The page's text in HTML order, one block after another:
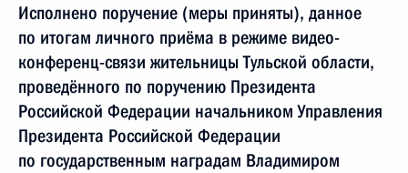
Исполнено поручение (меры приняты), данное
по итогам личного приёма в режиме видео-
конференц-связи жительницы Тульской области,
проведённого по поручению Президента
Российской Федерации начальником Управления
Президента Российской Федерации
по государственным наградам Владимиром